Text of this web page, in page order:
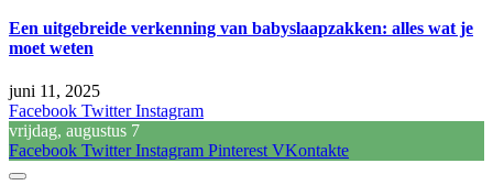
Een uitgebreide verkenning van babyslaapzakken: alles wat je
moet weten
juni 11, 2025
Facebook Twitter Instagram
vrijdag, augustus 7
Facebook Twitter Instagram Pinterest VKontakte